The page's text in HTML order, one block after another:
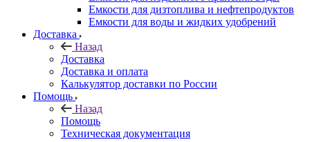
Емкости для дизтоплива и нефтепродуктов
Емкости для воды и жидких удобрений
Доставка
Назад
Доставка
Доставка и оплата
Калькулятор доставки по России
Помощь
Назад
Помощь
Техническая документация